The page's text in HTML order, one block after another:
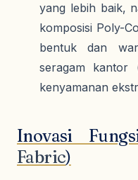
yang lebih baik,
komposisi Poly-
bentuk dan
seragam kantor
kenyamanan
Inovasi
Fabric)